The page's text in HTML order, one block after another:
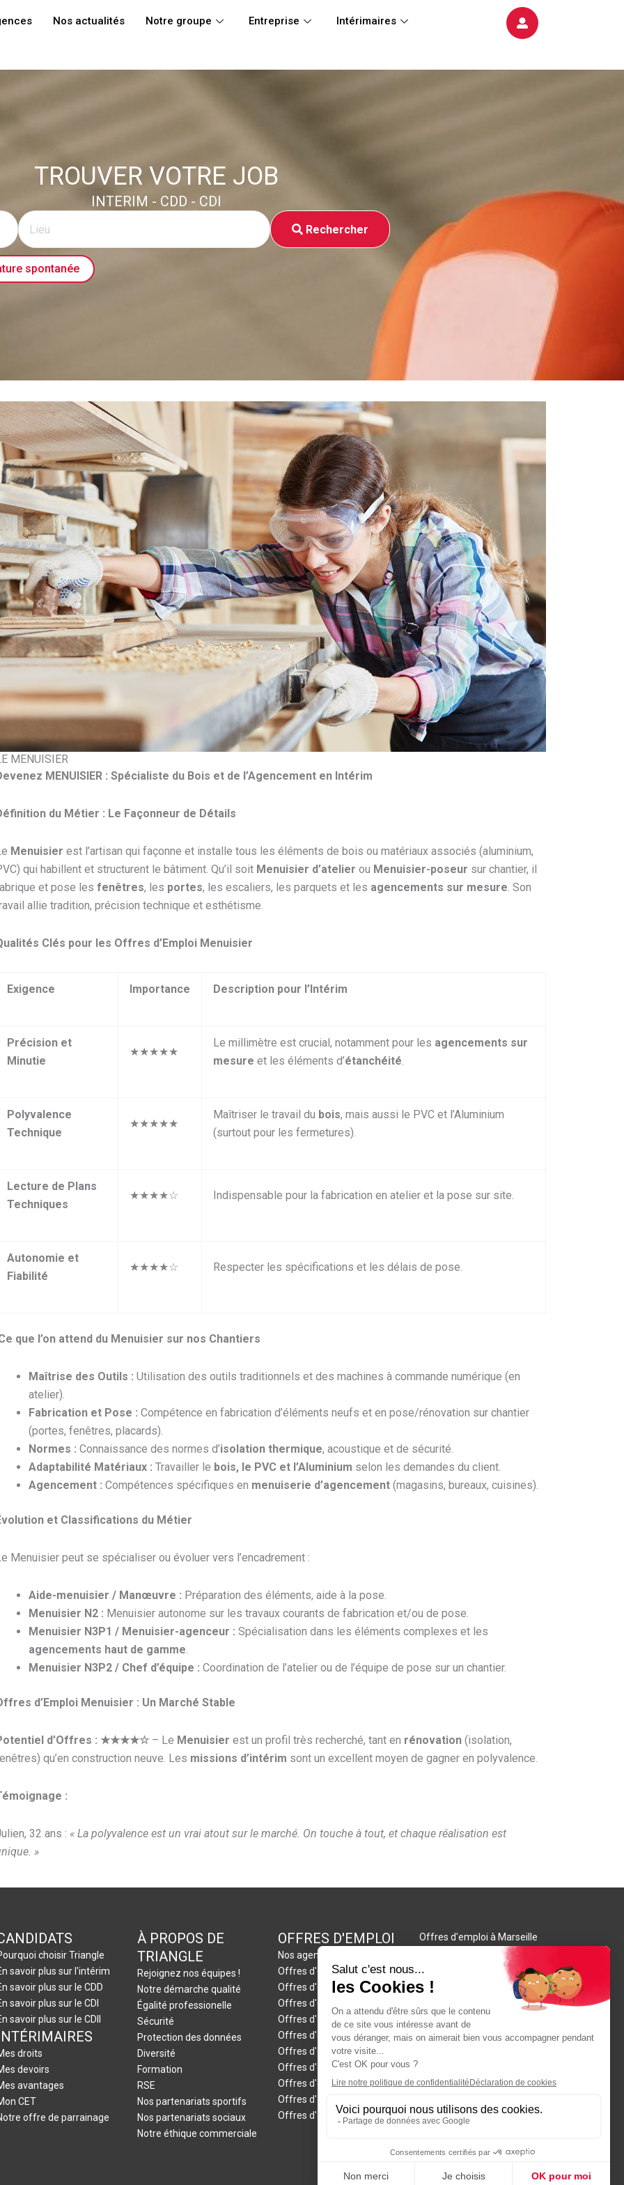
Nos actualités Notre groupe Entreprise Intérimaires
TROUVER VOTRE JOB
INTERIM - CDD - CDI
Rechercher
spontanée
MENUISIER
MENUISIER : Spécialiste du Bois et de l’Agencement en Intérim
du Métier : Le Façonneur de Détails
Menuisier est l’artisan qui façonne et installe tous les éléments de bois ou matériaux associés (aluminium,
qui habillent et structurent le bâtiment. Qu’il soit Menuisier d’atelier ou Menuisier-poseur sur chantier, il
et pose les fenêtres, les portes, les escaliers, les parquets et les agencements sur mesure . Son
allie tradition, précision technique et esthétisme.
Clés pour les Offres d’Emploi Menuisier
Exigence Importance Description pour l’Intérim
Précision et
Minutie
★★★★★
Le millimètre est crucial, notamment pour les agencements sur
mesure et les éléments d’étanchéité
Polyvalence
Technique
★★★★★
Maîtriser le travail du bois, mais aussi le PVC et l’Aluminium
(surtout pour les fermetures).
Lecture de Plans
Techniques
★★★★☆ Indispensable pour la fabrication en atelier et la pose sur site.
Autonomie et
Fiabilité
★★★★☆ Respecter les spécifications et les délais de pose.
que l’on attend du Menuisier sur nos Chantiers
Maîtrise des Outils : Utilisation des outils traditionnels et des machines à commande numérique (en
atelier).
Fabrication et Pose : Compétence en fabrication d’éléments neufs et en pose/rénovation sur chantier
(portes, fenêtres, placards).
Normes : Connaissance des normes d’isolation thermique, acoustique et de sécurité.
Adaptabilité Matériaux : Travailler le bois, le PVC et l’Aluminium selon les demandes du client.
Agencement : Compétences spécifiques en menuiserie d’agencement(magasins, bureaux, cuisines).
et Classifications du Métier
Menuisier peut se spécialiser ou évoluer vers l’encadrement :
Aide-menuisier / Manœuvre : Préparation des éléments, aide à la pose.
Menuisier N2 : Menuisier autonome sur les travaux courants de fabrication et/ou de pose.
Menuisier N3P1 / Menuisier-agenceur : Spécialisation dans les éléments complexes et les
agencements haut de gamme
Menuisier N3P2 / Chef d’équipe : Coordination de l’atelier ou de l’équipe de pose sur un chantier.
d’Emploi Menuisier : Un Marché Stable
d’Offres : ★★★★☆– Le Menuisier est un profil très recherché, tant en rénovation(isolation,
qu’en construction neuve. Les missions d’intérim sont un excellent moyen de gagner en polyvalence.
:
32 ans : « La polyvalence est un vrai atout sur le marché. On touche à tout, et chaque réalisation est
»
choisir Triangle
savoir plus sur l'intérim
savoir plus sur le CDD
savoir plus sur le CDI
savoir plus sur le CDII
droits
devoirs
avantages
CET
offre de parrainage
À PROPOS DE
TRIANGLE
Rejoignez nos équipes !
Notre démarche qualité
Égalité professionelle
Sécurité
Protection des données
Diversité
Formation
RSE
Nos partenariats sportifs
Nos partenariats sociaux
Notre éthique commerciale
OFFRES D'EMPLOI
Nos agences en France
Offres d'emploi en intérim
Offres d'emploi en CDD
Offres d'emploi en CDII
Offres d'emploi à Angers
Offres d'emploi à Bordeaux
Offres d'emploi à Dijon
Offres d'emploi à Grenoble
Offres d'emploi à Le Havre
Offres d'emploi à Lille
Offres d'emploi à Lyon
Offres d'emploi à Marseille
Offres d'emploi à Nantes
Offres d'emploi à Nice
Offres d'emploi à Paris
Offres d'emploi à Reims
Etienne
Strasbourg